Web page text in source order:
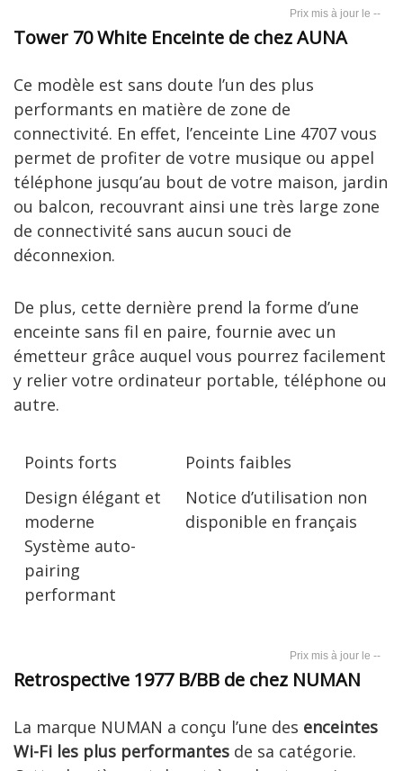
--
Tower 70 White Enceinte de chez AUNA
Ce modèle est sans doute l’un des plus
performants en matière de zone de
connectivité. En effet, l’enceinte Line 4707 vous
permet de profiter de votre musique ou appel
téléphone jusqu’au bout de votre maison, jardin
ou balcon, recouvrant ainsi une très large zone
de connectivité sans aucun souci de
déconnexion.
De plus, cette dernière prend la forme d’une
enceinte sans fil en paire, fournie avec un
émetteur grâce auquel vous pourrez facilement
y relier votre ordinateur portable, téléphone ou
autre.
Points forts
Points faibles
Design élégant et
moderne
Système auto-
pairing
performant
Notice d’utilisation non
disponible en français
--
Retrospective 1977 B/BB de chez NUMAN
La marque NUMAN a conçu l’une des enceintes
Wi-Fi les plus performantes de sa catégorie.